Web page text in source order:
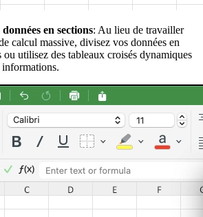
en sections: Au lieu de travailler
calcul massive, divisez vos données en
ou utilisez des tableaux croisés dynamiques
informations.